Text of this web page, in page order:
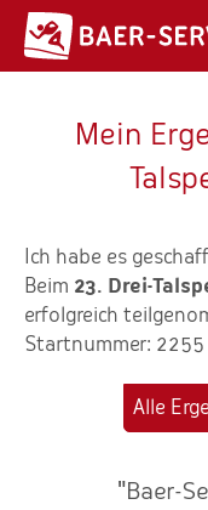
Mein
Ich habe es
Beim 23. Drei-
erfolgreich
Startnummer: 2255
Alle
"Baer-